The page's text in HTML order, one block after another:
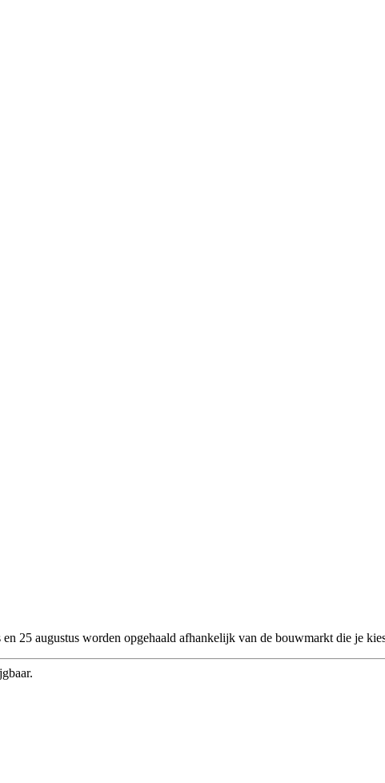
25 augustus worden opgehaald afhankelijk van de bouwmarkt die je